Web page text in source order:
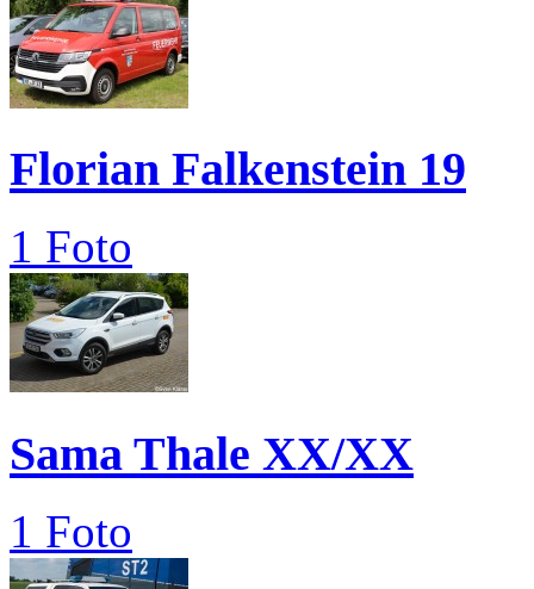
Florian Falkenstein 19
1 Foto
Sama Thale XX/XX
1 Foto